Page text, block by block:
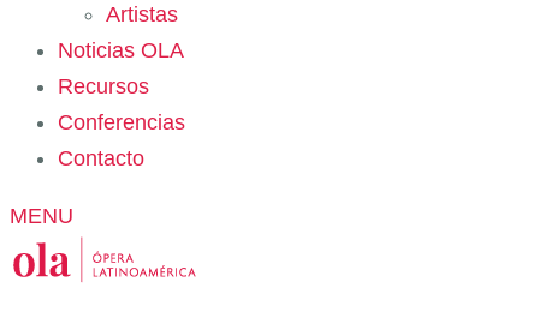
Artistas
Noticias OLA
Recursos
Conferencias
Contacto
MENU